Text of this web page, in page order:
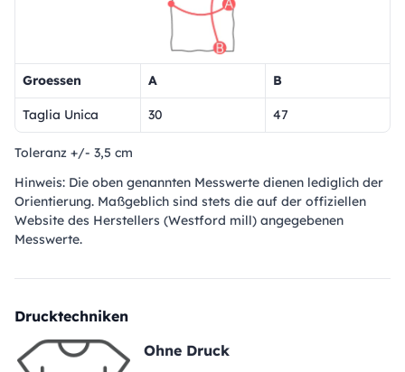
Groessen A B
Taglia Unica 30 47
Toleranz +/- 3,5 cm
Hinweis: Die oben genannten Messwerte dienen lediglich der
Orientierung. Maßgeblich sind stets die auf der offiziellen
Website des Herstellers (Westford mill) angegebenen
Messwerte.
Drucktechniken
Ohne Druck